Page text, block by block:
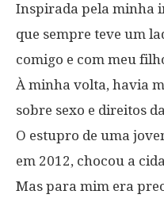
Inspirada pela minha
que sempre teve um
comigo e com meu
À minha volta, havia
sobre sexo e direitos
O estupro de uma
em 2012, chocou a
Mas para mim era